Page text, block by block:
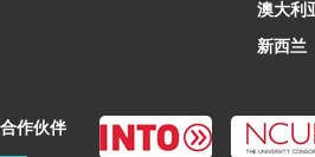
澳大利
新西兰
合作伙伴